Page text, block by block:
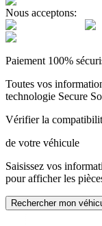
Nous acceptons:
Paiement 100%
Toutes vos
technologie Secure
Vérifier la
de votre véhicule
Saisissez vos
pour afficher les
Rechercher mon